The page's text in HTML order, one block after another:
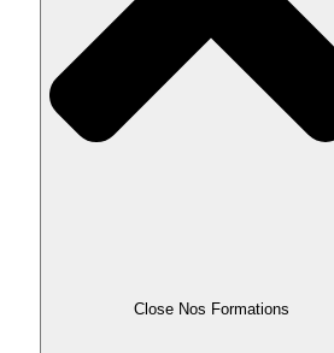
Close Nos Formations